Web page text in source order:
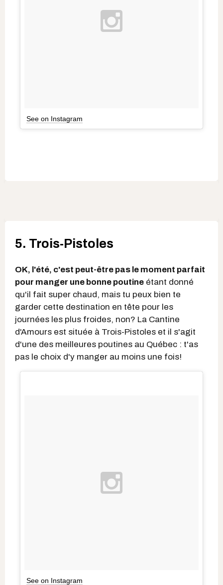
See on Instagram
5. Trois-Pistoles
OK, l'été, c'est peut-être pas le moment parfait
pour manger une bonne poutine étant donné
qu'il fait super chaud, mais tu peux bien te
garder cette destination en tête pour les
journées les plus froides, non? La Cantine
d'Amours est située à Trois-Pistoles et il s'agit
d'une des meilleures poutines au Québec : t'as
pas le choix d'y manger au moins une fois!
See on Instagram